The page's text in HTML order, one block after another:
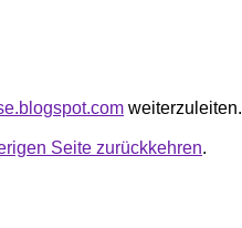
weiterzuleiten.
Seite zurückkehren.